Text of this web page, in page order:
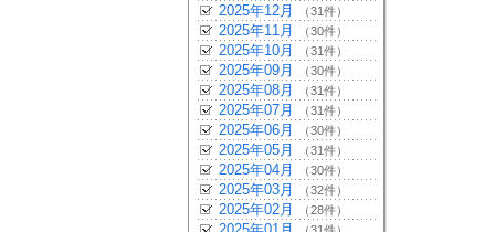
2025年12月 （31件）
2025年11月 （30件）
2025年10月 （31件）
2025年09月 （30件）
2025年08月 （31件）
2025年07月 （31件）
2025年06月 （30件）
2025年05月 （31件）
2025年04月 （30件）
2025年03月 （32件）
2025年02月 （28件）